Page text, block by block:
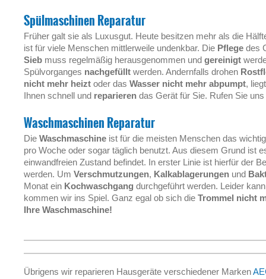
Spülmaschinen Reparatur
Früher galt sie als Luxusgut. Heute besitzen mehr als die
ist für viele Menschen mittlerweile undenkbar. Die Pflege des
Sieb muss regelmäßig herausgenommen und gereinigt
Spülvorganges nachgefüllt werden. Andernfalls drohen
nicht mehr heizt oder das Wasser nicht mehr abpumpt,
Ihnen schnell und reparieren das Gerät für Sie. Rufen Sie
Waschmaschinen Reparatur
Die Waschmaschine ist für die meisten Menschen das
pro Woche oder sogar täglich benutzt. Aus diesem Grund ist
einwandfreien Zustand befindet. In erster Linie ist hierfür der
werden. Um Verschmutzungen, Kalkablagerungen und
Monat ein Kochwaschgang durchgeführt werden. Leider
kommen wir ins Spiel. Ganz egal ob sich die Trommel nicht
Ihre Waschmaschine!
Übrigens wir reparieren Hausgeräte verschiedener Marken